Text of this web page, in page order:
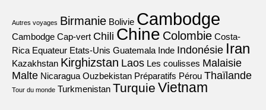
Autres voyages Birmanie Bolivie Cambodge
Cambodge Cap-vert Chili Chine Colombie Costa-
Rica Equateur Etats-Unis Guatemala Inde Indonésie Iran
Kazakhstan Kirghizstan Laos Les coulisses Malaisie
Malte Nicaragua Ouzbekistan Préparatifs Pérou Thaïlande
Tour du monde Turkmenistan Turquie Vietnam